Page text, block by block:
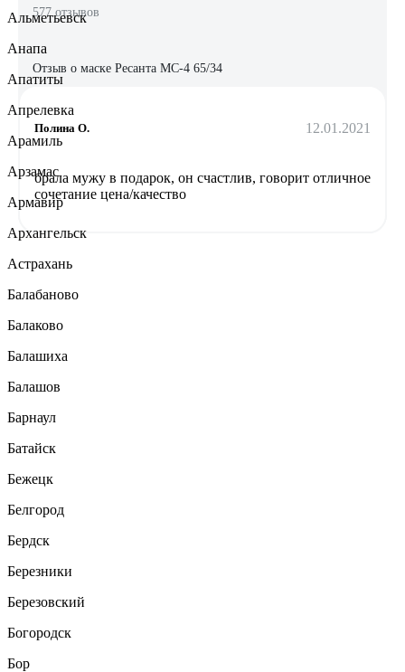
577 отзывов
Отзыв о маске Ресанта МС-4 65/34
Полина О. 12.01.2021
брала мужу в подарок, он счастлив, говорит отличное
сочетание цена/качество
Альметьевск
Анапа
Апатиты
Апрелевка
Арамиль
Арзамас
Армавир
Архангельск
Астрахань
Балабаново
Балаково
Балашиха
Балашов
Барнаул
Батайск
Бежецк
Белгород
Бердск
Березники
Березовский
Богородск
Бор